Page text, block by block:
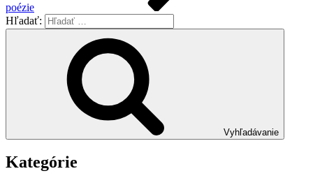
poézie
Hľadať:
Vyhľadávanie
Kategórie